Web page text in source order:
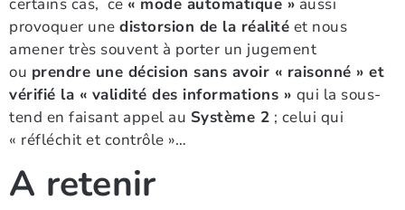
provoquer une distorsion de la réalité et nous
amener très souvent à porter un jugement
ou prendre une décision sans avoir « raisonné » et
vérifié la « validité des informations » qui la sous-
tend en faisant appel au Système 2 ; celui qui
« réfléchit et contrôle »…
A retenir